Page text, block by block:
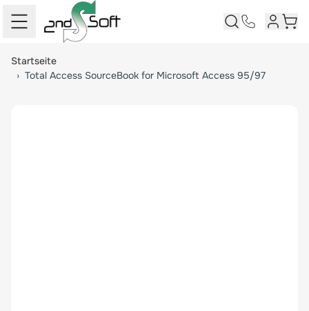
Startseite
› Total Access SourceBook for Microsoft Access 95/97